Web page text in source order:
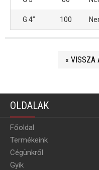
G 4” 100
« VISSZA
OLDALAK
Főoldal
Termékeink
Cégünkről
Gyik